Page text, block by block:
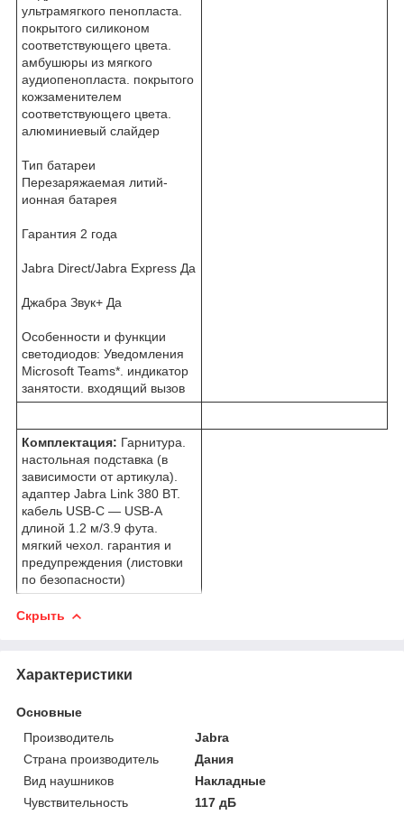
ультрамягкого пенопласта.
покрытого силиконом
соответствующего цвета.
амбушюры из мягкого
аудиопенопласта. покрытого
кожзаменителем
соответствующего цвета.
алюминиевый слайдер
Тип батареи
Перезаряжаемая литий-
ионная батарея
Гарантия 2 года
Jabra Direct/Jabra Express Да
Джабра Звук+ Да
Особенности и функции
светодиодов: Уведомления
Microsoft Teams*. индикатор
занятости. входящий вызов
Комплектация: Гарнитура.
настольная подставка (в
зависимости от артикула).
адаптер Jabra Link 380 BT.
кабель USB-C — USB-A
длиной 1.2 м/3.9 фута.
мягкий чехол. гарантия и
предупреждения (листовки
по безопасности)
Скрыть
Характеристики
Основные
Производитель
Jabra
Страна производитель
Дания
Вид наушников
Накладные
Чувствительность
117 дБ